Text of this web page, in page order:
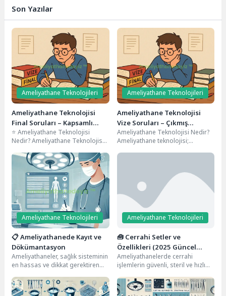
Başarının Görünmeyen Kahramanı
6
Özellikleri
7
Oksijen Tüpleri ve Donanımları: Hayat Veren Basınçlı
Sistemler
8
🩺 Monitör ve Endoskopik Görüntüleme Sistemleri:
Ameliyathanenin Gözü!
Son Yazılar
Ameliyathane Teknolojileri
Ameliyathane Teknolojisi
Final Soruları – Kapsamlı
Konu Anlatımı, Çıkmış
Sorular, Deneme Sınavı
⭐ Ameliyathane Teknolojisi
Nedir? Ameliyathane Teknolojisi,
kontrollü ve steril bir ortamda
gerçekleşmesini...
Ameliyathane Teknolojileri
Ameliyathane Teknolojisi
Vize Soruları – Çıkmış
Sorular, Konu Anlatımı
Ameliyathane Teknolojisi Nedir?
Ameliyathane teknolojisi;
cihaz ve ekipmanların
süreçlerinin yürütülmesi,
ameliyat...
Ameliyathane Teknolojileri
📋 Ameliyathanede Kayıt ve
Dökümantasyon
Ameliyathaneler, sağlık sisteminin
en hassas ve dikkat gerektiren
yapılan her işlem, hastanın...
Ameliyathane Teknolojileri
🧰 Cerrahi Setler ve
Özellikleri (2025 Güncel
Rehber + Ders Notu + Soru
Cevap)
Ameliyathanelerde cerrahi
işlemlerin güvenli, steril ve hızlı
cerrahi setlerin düzeni ve
özelliklerine...